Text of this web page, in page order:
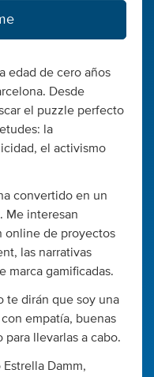
edad de cero años
Desde
el puzzle perfecto
la
el activismo
convertido en un
Me interesan
online de proyectos
las narrativas
marca gamificadas.
te dirán que soy una
empatía, buenas
llevarlas a cabo.
Damm,